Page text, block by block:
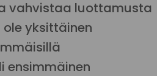
vahvistaa luottamusta
yksittäinen
ensimmäinen